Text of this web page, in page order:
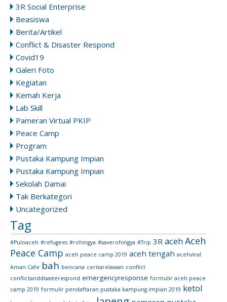
3R Social Enterprise
Beasiswa
Berita/Artikel
Conflict & Disaster Respond
Covid19
Galeri Foto
Kegiatan
Kemah Kerja
Lab Skill
Pameran Virtual PKIP
Peace Camp
Program
Pustaka Kampung Impian
Pustaka Kampung Impian
Sekolah Damai
Tak Berkategori
Uncategorized
Tag
#Puloaceh #refugees #rohingya #saverohingya #Trip 3R acehAceh
Peace Camp aceh peace camp 2019 aceh tengah acehviral
Aman Cafe bah bencana ceritarelawan conflict
conflictanddisasterespond emergencyresponse formulir aceh peace
camp 2019 formulir pendaftaran pustaka kampung impian 2019 ketol